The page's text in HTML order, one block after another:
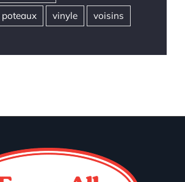
vinyle voisins